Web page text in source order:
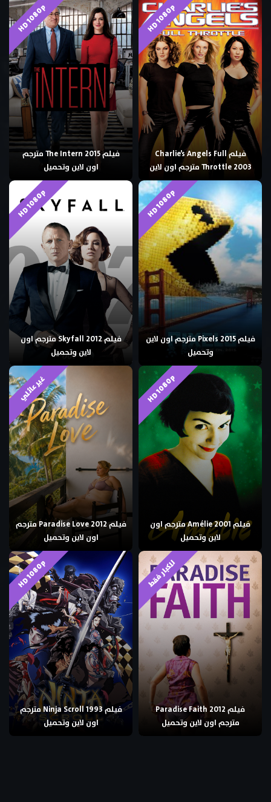
HD 1080p
فيلم Charlie’s Angels Full
Throttle 2003 مترجم اون لاين
HD 1080p
فيلم The Intern 2015 مترجم
اون لاين وتحميل
HD 1080p
فيلم Pixels 2015 مترجم اون لاين
وتحميل
HD 1080p
فيلم Skyfall 2012 مترجم اون
لاين وتحميل
HD 1080p
فيلم Amélie 2001 مترجم اون
لاين وتحميل
غير عائلي
فيلم Paradise Love 2012 مترجم
اون لاين وتحميل
للكبار فقط
فيلم Paradise Faith 2012
مترجم اون لاين وتحميل
HD 1080p
فيلم Ninja Scroll 1993 مترجم
اون لاين وتحميل